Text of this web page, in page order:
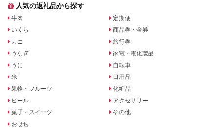
人気の返礼品から探す
牛肉
いくら
カニ
うなぎ
うに
米
果物・フルーツ
ビール
菓子・スイーツ
おせち
定期便
商品券・金券
旅行券
家電・電化製品
自転車
日用品
化粧品
アクセサリー
その他